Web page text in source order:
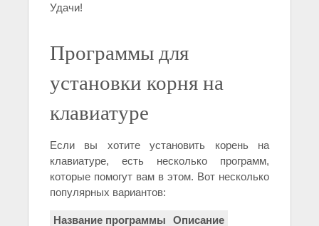
Удачи!
Программы для
установки корня на
клавиатуре
Если вы хотите установить корень на
клавиатуре, есть несколько программ,
которые помогут вам в этом. Вот несколько
популярных вариантов:
Название программы Описание